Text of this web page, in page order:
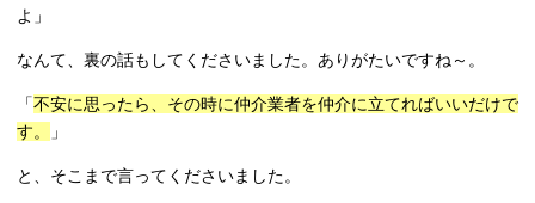
よ」
なんて、裏の話もしてくださいました。ありがたいですね～。
「不安に思ったら、その時に仲介業者を仲介に立てればいいだけで
す。
」
と、そこまで言ってくださいました。